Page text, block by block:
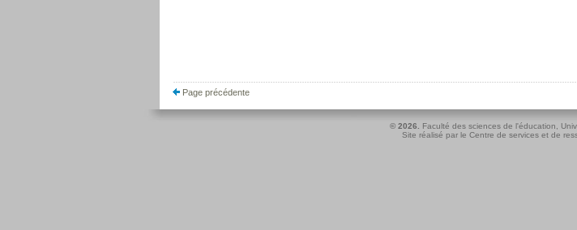
Page précédente
© 2026. Faculté des sciences de l'éducation
Site réalisé par le Centre de services et de